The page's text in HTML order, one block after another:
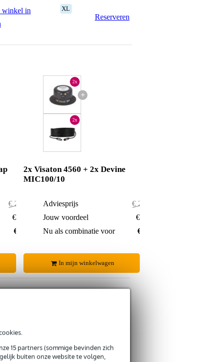
15 partners (sommige bevinden zich
buiten onze website te volgen,
winkel in
XL
Reserveren
€ 249,50
€ 11,50
€ 238,-
+
2x
2x
2x Visaton 4560 + 2x Devine
MIC100/10
Adviesprijs
€ 263,90
Jouw voordeel
€ 13,90
Nu als combinatie voor
€ 250,-
In mijn winkelwagen
CO2-neutrale verzending